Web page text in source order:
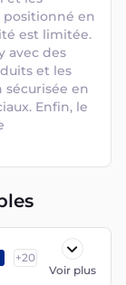
positionné en
est limitée.
avec des
et les
en
Enfin, le
+20
Voir plus